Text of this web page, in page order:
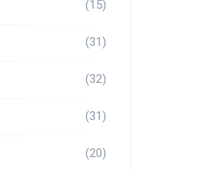
(15)
(31)
(32)
(31)
(20)